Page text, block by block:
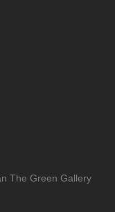
The Green Gallery